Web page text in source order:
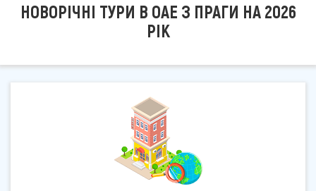
НОВОРІЧНІ ТУРИ В ОАЕ З ПРАГИ НА 2026
РІК